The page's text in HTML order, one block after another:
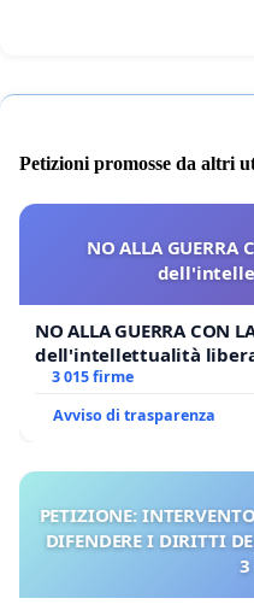
Petizioni promosse da altri
NO ALLA GUERRA
NO ALLA GUERRA CON
dell'intellettualità
3 015 firme
Avviso di trasparenza
PETIZIONE:
DIFENDERE I DIRITTI
3